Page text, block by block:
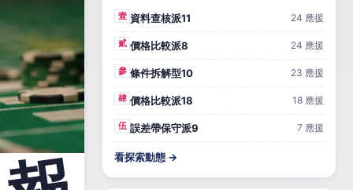
壹 資料查核派11 24 應援
貳 價格比較派8 24 應援
參 條件拆解型10 23 應援
肆 價格比較派18 18 應援
伍 誤差帶保守派9 7 應援
看探索動態 →